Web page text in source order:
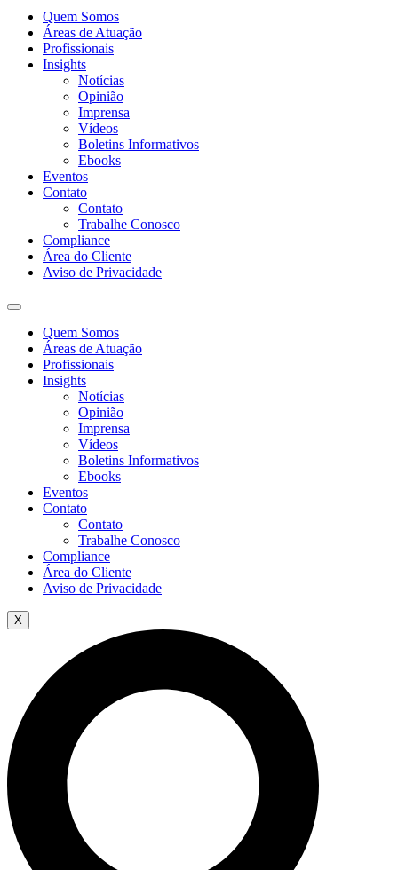
Quem Somos
Áreas de Atuação
Profissionais
Insights
Notícias
Opinião
Imprensa
Vídeos
Boletins Informativos
Ebooks
Eventos
Contato
Contato
Trabalhe Conosco
Compliance
Área do Cliente
Aviso de Privacidade
Quem Somos
Áreas de Atuação
Profissionais
Insights
Notícias
Opinião
Imprensa
Vídeos
Boletins Informativos
Ebooks
Eventos
Contato
Contato
Trabalhe Conosco
Compliance
Área do Cliente
Aviso de Privacidade
X